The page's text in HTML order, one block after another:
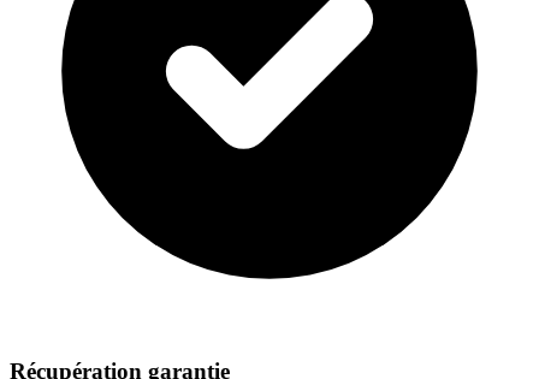
Récupération garantie